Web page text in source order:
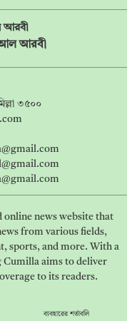
আরবী
আল আরবী
৩৫০০
online news website that
from various fields,
sports, and more. With a
Cumilla aims to deliver
to its readers.
ব্যবহারের শর্তাবলি